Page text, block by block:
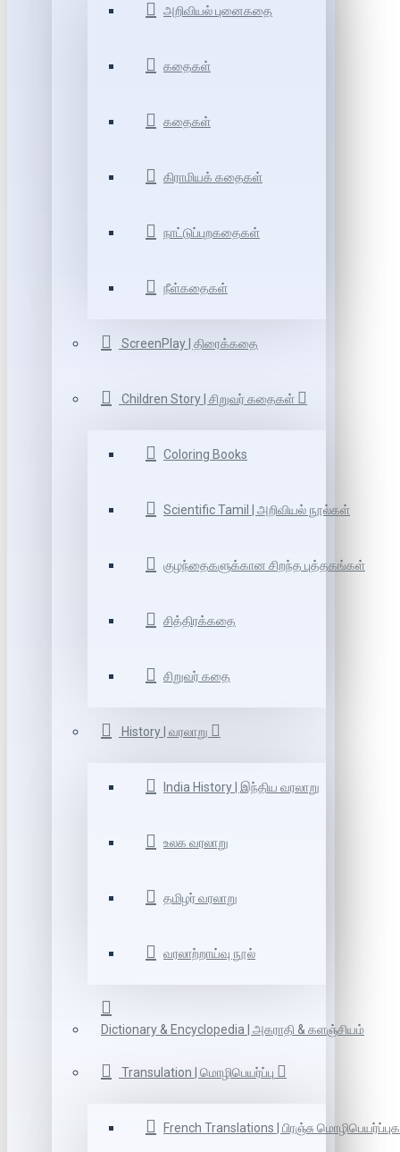
அறிவியல் புனைகதை
கதைகள்
கதைகள்
கிராமியக் கதைகள்
நாட்டுப்புறகதைகள்
நீள்கதைகள்
ScreenPlay | திரைக்கதை
Children Story | சிறுவர் கதைகள்
Coloring Books
Scientific Tamil | அறிவியல் நூல்கள்
குழந்தைகளுக்கான சிறந்த புத்தகங்கள்
சித்திரக்கதை
சிறுவர் கதை
History | வரலாறு
India History | இந்திய வரலாறு
உலக வரலாறு
தமிழர் வரலாறு
வரலாற்றாய்வு நூல்
Dictionary & Encyclopedia | அகராதி & களஞ்சியம்
Transulation | மொழிபெயர்ப்பு
French Translations | பிரஞ்சு